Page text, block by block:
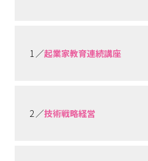
1 ／起業家教育連続講座
2 ／技術戦略経営